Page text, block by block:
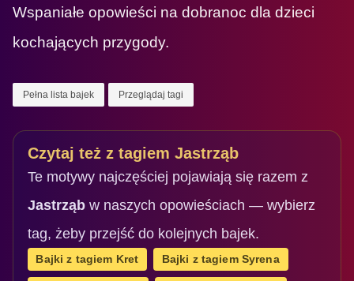
Wspaniałe opowieści na dobranoc dla dzieci
kochających przygody.
Pełna lista bajek Przeglądaj tagi
Czytaj też z tagiem Jastrząb
Te motywy najczęściej pojawiają się razem z
Jastrząbw naszych opowieściach — wybierz
tag, żeby przejść do kolejnych bajek.
Bajki z tagiem Kret Bajki z tagiem Syrena